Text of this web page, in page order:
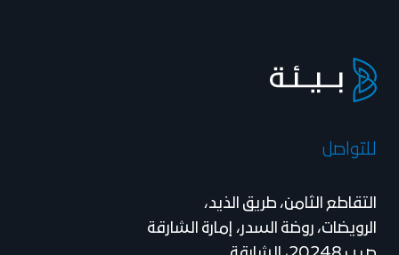
للتواصل
التقاطع الثامن، طريق الذيد،
الرويضات، روضة السدر، إمارة الشارقة